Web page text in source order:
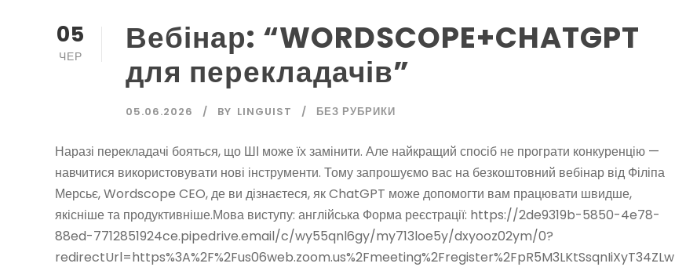
05
ЧЕР
Вебінар: “WORDSCOPE+CHATGPT
для перекладачів”
05.06.2026 BY LINGUIST БЕЗ РУБРИКИ
Наразі перекладачі бояться, що ШІ може їх замінити. Але найкращий спосіб не програти конкуренцію —
навчитися використовувати нові інструменти. Тому запрошуємо вас на безкоштовний вебінар від Філіпа
Мерсьє, Wordscope CEO, де ви дізнаєтеся, як ChatGPT може допомогти вам працювати швидше,
якісніше та продуктивніше.Мова виступу: англійська Форма реєстрації: https://2de9319b-5850-4e78-
88ed-7712851924ce.pipedrive.email/c/wy55qnl6gy/my713loe5y/dxyooz02ym/0?
redirectUrl=https%3A%2F%2Fus06web.zoom.us%2Fmeeting%2Fregister%2FpR5M3LKtSsqnIiXyT34ZLw